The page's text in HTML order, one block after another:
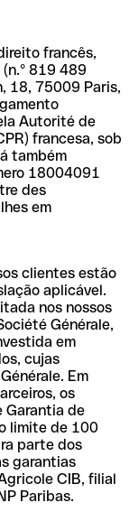
francês,
819 489
18, 75009 Paris,
Autorité de
francesa, sob
também
18004091
des
em
clientes estão
aplicável.
nos nossos
Générale,
em
cujas
Em
os
Garantia de
limite de 100
parte dos
garantias
CIB, filial
Paribas.